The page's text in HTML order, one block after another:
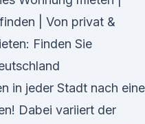
| Von privat &
Finden Sie
in jeder Stadt nach
Dabei variiert der